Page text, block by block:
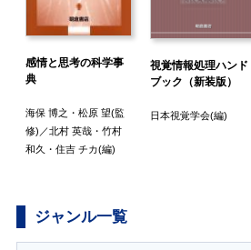
感情と思考の科学事
典
海保 博之 ・ 松原 望(監
修)／北村 英哉・ 竹村
和久 ・ 住吉 チカ(編)
視覚情報処理ハンド
ブック（新装版）
日本視覚学会(編)
ジャンル一覧